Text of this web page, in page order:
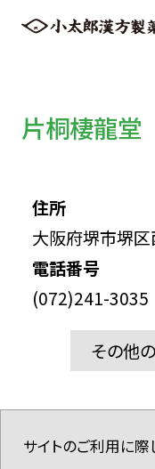
片桐棲龍堂
住所
大阪府堺市堺区
電話番号
(072)241-3035
その他
サイトのご利用に際